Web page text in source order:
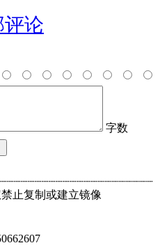
论
字数
止复制或建立镜像